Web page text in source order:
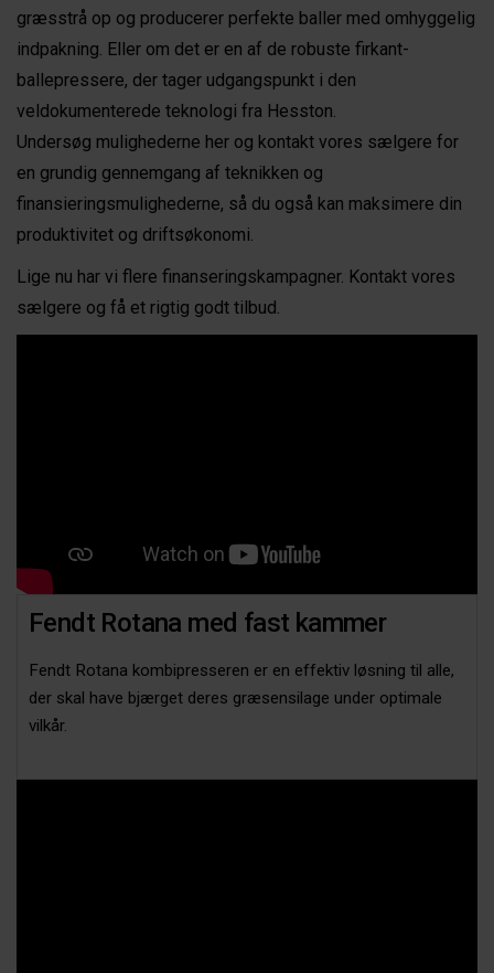
græsstrå op og producerer perfekte baller med omhyggelig
indpakning. Eller om det er en af de robuste firkant-
ballepressere, der tager udgangspunkt i den
veldokumenterede teknologi fra Hesston.
Undersøg mulighederne her og kontakt vores sælgere for
en grundig gennemgang af teknikken og
finansieringsmulighederne, så du også kan maksimere din
produktivitet og driftsøkonomi.
Lige nu har vi flere finanseringskampagner. Kontakt vores
sælgere og få et rigtig godt tilbud.
Fendt Rotana med fast kammer
Fendt Rotana kombipresseren er en effektiv løsning til alle,
der skal have bjærget deres græsensilage under optimale
vilkår.